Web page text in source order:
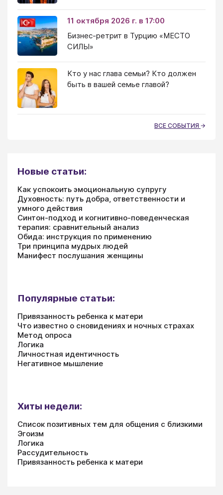
11 октября 2026 г. в 17:00
Бизнес-ретрит в Турцию «МЕСТО
СИЛЫ»
Кто у нас глава семьи? Кто должен
быть в вашей семье главой?
ВСЕ СОБЫТИЯ
Новые статьи:
Как успокоить эмоциональную супругу
Духовность: путь добра, ответственности и
умного действия
Синтон-подход и когнитивно-поведенческая
терапия: сравнительный анализ
Обида: инструкция по применению
Три принципа мудрых людей
Манифест послушания женщины
Популярные статьи:
Привязанность ребенка к матери
Что известно о сновидениях и ночных страхах
Метод опроса
Логика
Личностная идентичность
Негативное мышление
Хиты недели:
Список позитивных тем для общения с близкими
Эгоизм
Логика
Рассудительность
Привязанность ребенка к матери